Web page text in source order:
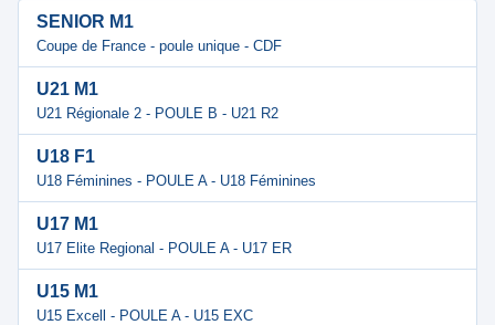
SENIOR M1
Coupe de France - poule unique - CDF
U21 M1
U21 Régionale 2 - POULE B - U21 R2
U18 F1
U18 Féminines - POULE A - U18 Féminines
U17 M1
U17 Elite Regional - POULE A - U17 ER
U15 M1
U15 Excell - POULE A - U15 EXC